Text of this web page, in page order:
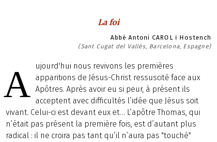
La foi
Abbé Antoni CAROL i Hostench
(Sant Cugat del Vallès, Barcelona, Espagne)
A
ujourd'hui nous revivons les premières
apparitions de Jésus-Christ ressuscité face aux
Apôtres. Après avoir eu si peur, à présent ils
acceptent avec difficultés l’idée que Jésus soit
vivant. Celui-ci est devant eux et… L’apôtre Thomas, qui
n’était pas présent la première fois, est d’autant plus
radical : il ne croira pas tant qu’il n’aura pas "touché"